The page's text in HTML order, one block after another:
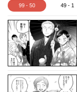
99 - 50 49 - 1